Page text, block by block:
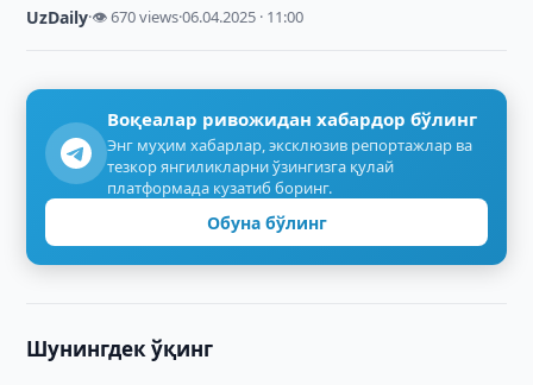
UzDaily·👁 670 views·06.04.2025 · 11:00
Воқеалар ривожидан хабардор бўлинг
Энг муҳим хабарлар, эксклюзив репортажлар ва
тезкор янгиликларни ўзингизга қулай
платформада кузатиб боринг.
Обуна бўлинг
Шунингдек ўқинг